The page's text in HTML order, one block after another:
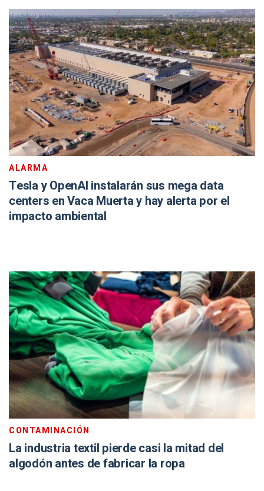
ALARMA
Tesla y OpenAI instalarán sus mega data
centers en Vaca Muerta y hay alerta por el
impacto ambiental
CONTAMINACIÓN
La industria textil pierde casi la mitad del
algodón antes de fabricar la ropa